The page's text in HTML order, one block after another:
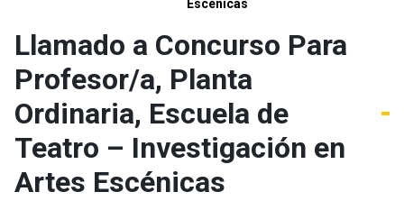
Escénicas
Llamado a Concurso Para
Profesor/a, Planta
Ordinaria, Escuela de
Teatro – Investigación en
Artes Escénicas